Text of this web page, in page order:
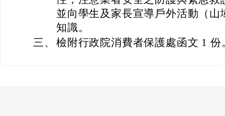
並向學生及家長宣導戶外活動（
知識。
三、 檢附行政院消費者保護處函文 1 份